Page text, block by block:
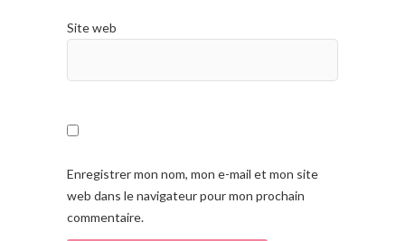
Site web
Enregistrer mon nom, mon e-mail et mon site
web dans le navigateur pour mon prochain
commentaire.